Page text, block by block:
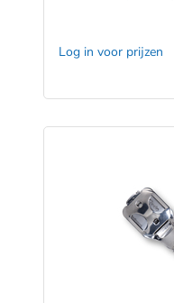
Log in voor prijzen